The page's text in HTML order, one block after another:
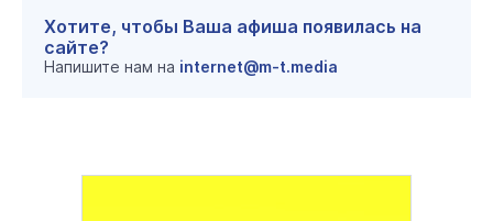
Хотите, чтобы Ваша афиша появилась на
сайте?
Напишите нам на internet@m-t.media